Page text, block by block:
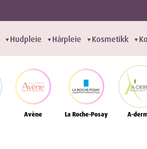
▼ Hudpleie ▼ Hårpleie ▼ Kosmetikk ▼
Avène La Roche-Posay A-